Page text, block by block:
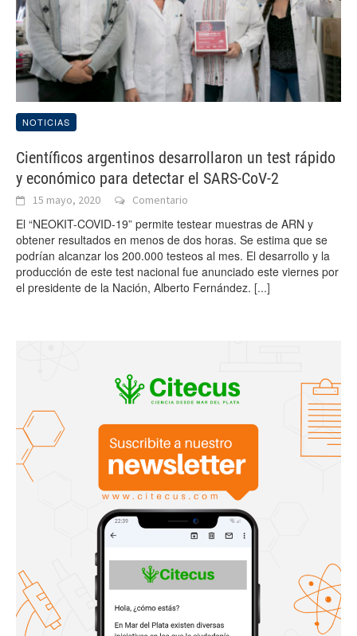
NOTICIAS
Científicos argentinos desarrollaron un test rápido
y económico para detectar el SARS-CoV-2
15 mayo, 2020 Comentario
El “NEOKIT-COVID-19” permite testear muestras de ARN y
obtener resultados en menos de dos horas. Se estima que se
podrían alcanzar los 200.000 testeos al mes. El desarrollo y la
producción de este test nacional fue anunciado este viernes por
el presidente de la Nación, Alberto Fernández. [...]